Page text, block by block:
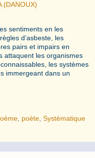
(DANOUX)
sentiments en les
d’asbeste, les
pairs et impairs en
attaquent les organismes
les systèmes
immergeant dans un
poète ,Systématique